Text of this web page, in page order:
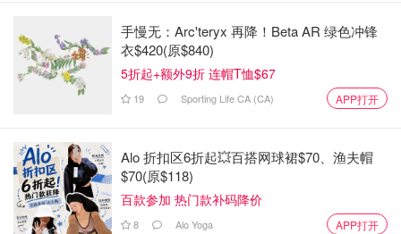
手慢无：Arc'teryx 再降！Beta AR 绿色冲锋
衣$420(原$840)
5折起+额外9折 连帽T恤$67
19 Sporting Life CA (CA) APP打开
Alo 折扣区6折起💥百搭网球裙$70、渔夫帽
$70(原$118)
百款参加 热门款补码降价
8 Alo Yoga APP打开